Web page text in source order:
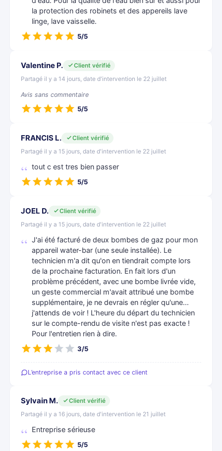
la protection des robinets et des appereils lave
linge, lave vaisselle.
5/5
Valentine P.
Client vérifié
Partagé il y a 14 jours, date d'intervention le 22 juillet
Avis sans commentaire
5/5
FRANCIS L.
Client vérifié
Partagé il y a 15 jours, date d'intervention le 22 juillet
tout c est tres bien passer
5/5
JOEL D.
Client vérifié
Partagé il y a 15 jours, date d'intervention le 22 juillet
J'ai été facturé de deux bombes de gaz pour mon
appareil water-bar (une seule installée). Le
technicien m'a dit qu'on en tiendrait compte lors
de la prochaine facturation. En fait lors d'un
problème précédent, avec une bombe livrée vide,
un geste commercial m'avait attribué une bombe
supplémentaire, je ne devrais en régler qu'une...
j'attends de voir ! L'heure du départ du technicien
sur le compte-rendu de visite n'est pas exacte !
Pour l'entretien rien à dire.
3/5
L’entreprise a pris contact avec ce client
Sylvain M.
Client vérifié
Partagé il y a 16 jours, date d'intervention le 21 juillet
Entreprise sérieuse
5/5